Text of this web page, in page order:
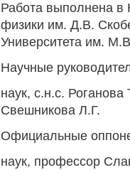
Работа выполнена в
физики им. Д.В.
Университета им.
Научные
наук, с.н.с.
Свешникова Л.Г.
Официальные
наук, профессор